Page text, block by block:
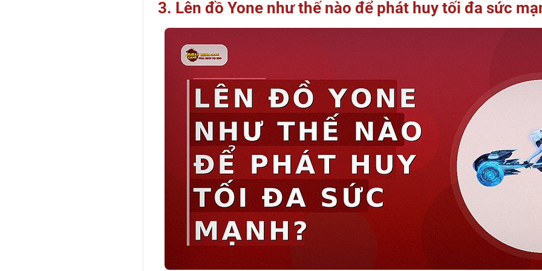
3. Lên đồ Yone như thế nào để phát huy tối đa sức